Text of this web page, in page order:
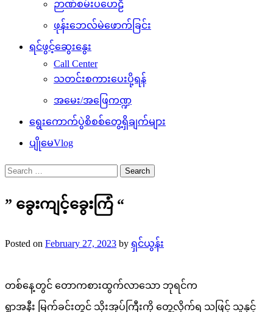
ဉာဏ်စမ်းပဟေဠိ
ဖုန်းဘေလ်မဲဖောက်ခြင်း
ရင်ဖွင့်ဆွေးနွေး
Call Center
သတင်းစကားပေးပို့ရန်
အမေး/အဖြေကဏ္ဍ
ရွေးကောက်ပွဲစိစစ်တွေ့ရှိချက်များ
ပျိုမေVlog
Search
for:
” ခွေးကျင့်ခွေးကြံ “
Posted on February 27, 2023 by ရှင်ယွန်း
တစ်နေ့တွင် တောကစားထွက်လာသော ဘုရင်က
ရွာအနီး မြက်ခင်းတွင် သိုးအုပ်ကြီးကို တွေ့လိုက်ရ သဖြင့် သူနှင့်